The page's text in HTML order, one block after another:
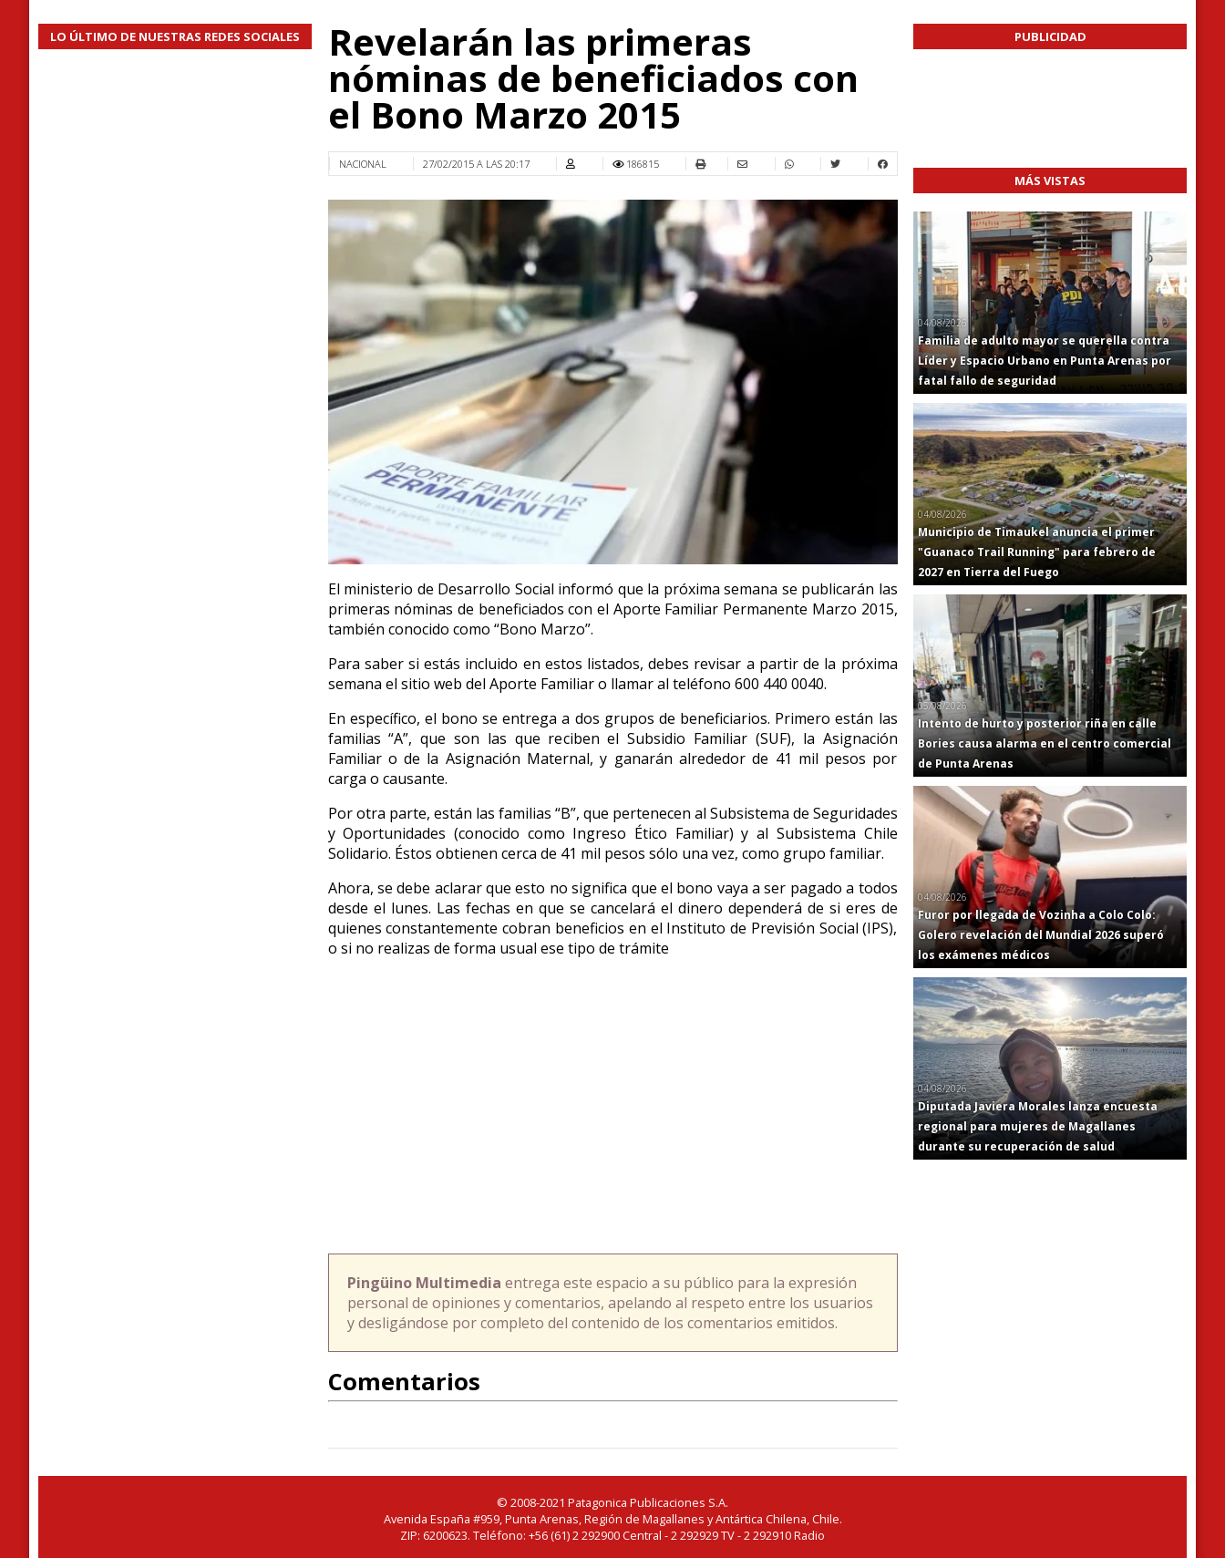
LO ÚLTIMO DE NUESTRAS REDES SOCIALES Revelarán las primeras
nóminas de beneficiados con
el Bono Marzo 2015
NACIONAL 27/02/2015 A LAS 20:17 186815
El ministerio de Desarrollo Social informó que la próxima semana se publicarán las
primeras nóminas de beneficiados con el Aporte Familiar Permanente Marzo 2015,
también conocido como “Bono Marzo”.
Para saber si estás incluido en estos listados, debes revisar a partir de la próxima
semana el sitio web del Aporte Familiar o llamar al teléfono 600 440 0040.
En específico, el bono se entrega a dos grupos de beneficiarios. Primero están las
familias “A”, que son las que reciben el Subsidio Familiar (SUF), la Asignación
Familiar o de la Asignación Maternal, y ganarán alrededor de 41 mil pesos por
carga o causante.
Por otra parte, están las familias “B”, que pertenecen al Subsistema de Seguridades
y Oportunidades (conocido como Ingreso Ético Familiar) y al Subsistema Chile
Solidario. Éstos obtienen cerca de 41 mil pesos sólo una vez, como grupo familiar.
Ahora, se debe aclarar que esto no significa que el bono vaya a ser pagado a todos
desde el lunes. Las fechas en que se cancelará el dinero dependerá de si eres de
quienes constantemente cobran beneficios en el Instituto de Previsión Social (IPS),
o si no realizas de forma usual ese tipo de trámite
Pingüino Multimedia entrega este espacio a su público para la expresión
personal de opiniones y comentarios, apelando al respeto entre los usuarios
y desligándose por completo del contenido de los comentarios emitidos.
Comentarios
PUBLICIDAD
MÁS VISTAS
04/08/2026
Familia de adulto mayor se querella contra
Líder y Espacio Urbano en Punta Arenas por
fatal fallo de seguridad
04/08/2026
Municipio de Timaukel anuncia el primer
"Guanaco Trail Running" para febrero de
2027 en Tierra del Fuego
05/08/2026
Intento de hurto y posterior riña en calle
Bories causa alarma en el centro comercial
de Punta Arenas
04/08/2026
Furor por llegada de Vozinha a Colo Colo:
Golero revelación del Mundial 2026 superó
los exámenes médicos
04/08/2026
Diputada Javiera Morales lanza encuesta
regional para mujeres de Magallanes
durante su recuperación de salud
© 2008-2021 Patagonica Publicaciones S.A.
Avenida España #959, Punta Arenas, Región de Magallanes y Antártica Chilena, Chile.
ZIP: 6200623. Teléfono: +56 (61) 2 292900 Central - 2 292929 TV - 2 292910 Radio